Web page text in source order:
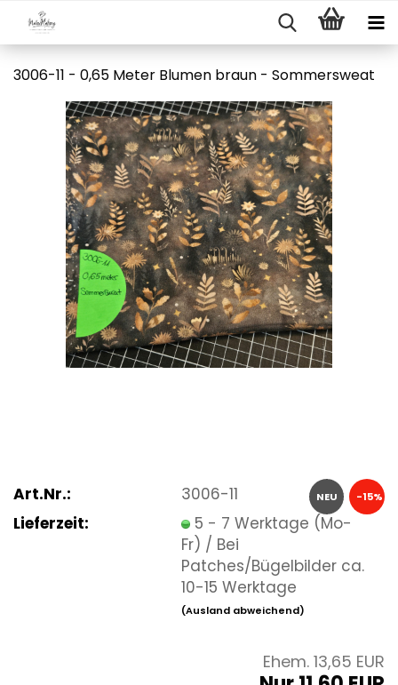
3006-11 - 0,65 Meter Blumen braun - Sommersweat
NEU -15%
Art.Nr.:
3006-11
Lieferzeit:
5 - 7 Werktage (Mo-
Fr) / Bei
Patches/Bügelbilder ca.
10-15 Werktage
(Ausland abweichend)
Ehem. 13,65 EUR